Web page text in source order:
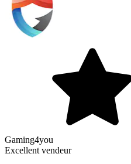
Gaming4you
Excellent vendeur